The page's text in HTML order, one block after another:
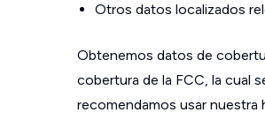
Otros datos localizados
Obtenemos datos de
cobertura de la FCC, la cual
recomendamos usar